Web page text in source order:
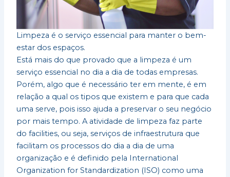
Limpeza é o serviço essencial para manter o bem-
estar dos espaços.
Está mais do que provado que a limpeza é um
serviço essencial no dia a dia de todas empresas.
Porém, algo que é necessário ter em mente, é em
relação a qual os tipos que existem e para que cada
uma serve, pois isso ajuda a preservar o seu negócio
por mais tempo. A atividade de limpeza faz parte
do facilities, ou seja, serviços de infraestrutura que
facilitam os processos do dia a dia de uma
organização e é definido pela International
Organization for Standardization (ISO) como uma